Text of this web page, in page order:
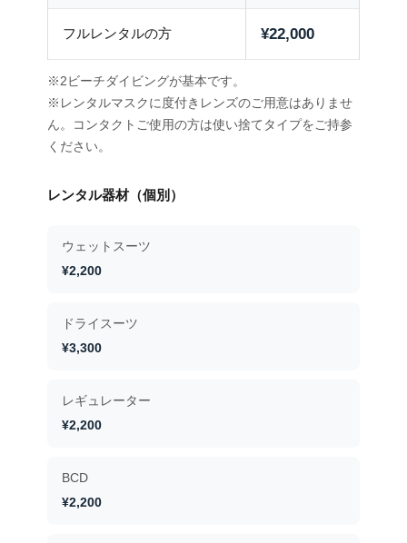
フルレンタルの方 ¥22,000
※2ビーチダイビングが基本です。
※レンタルマスクに度付きレンズのご用意はありませ
ん。コンタクトご使用の方は使い捨てタイプをご持参
ください。
レンタル器材（個別）
ウェットスーツ
¥2,200
ドライスーツ
¥3,300
レギュレーター
¥2,200
BCD
¥2,200